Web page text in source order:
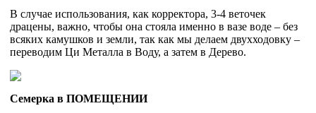
В случае использования, как корректора, 3-4 веточек
драцены, важно, чтобы она стояла именно в вазе воде – без
всяких камушков и земли, так как мы делаем двухходовку –
переводим Ци Металла в Воду, а затем в Дерево.
Семерка в ПОМЕЩЕНИИ